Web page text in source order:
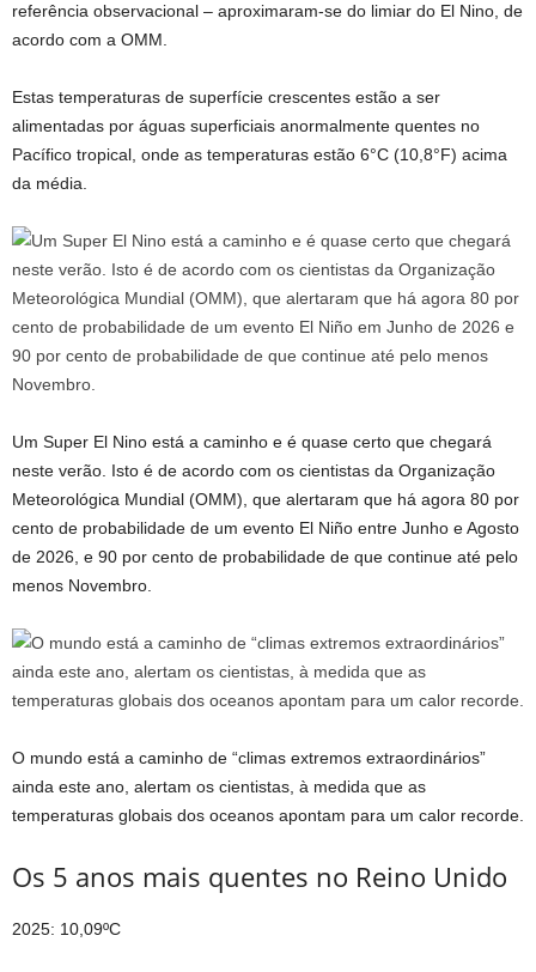
referência observacional – aproximaram-se do limiar do El Nino, de
acordo com a OMM.
Estas temperaturas de superfície crescentes estão a ser
alimentadas por águas superficiais anormalmente quentes no
Pacífico tropical, onde as temperaturas estão 6°C (10,8°F) acima
da média.
Um Super El Nino está a caminho e é quase certo que chegará
neste verão. Isto é de acordo com os cientistas da Organização
Meteorológica Mundial (OMM), que alertaram que há agora 80 por
cento de probabilidade de um evento El Niño entre Junho e Agosto
de 2026, e 90 por cento de probabilidade de que continue até pelo
menos Novembro.
O mundo está a caminho de “climas extremos extraordinários”
ainda este ano, alertam os cientistas, à medida que as
temperaturas globais dos oceanos apontam para um calor recorde.
Os 5 anos mais quentes no Reino Unido
2025: 10,09ºC